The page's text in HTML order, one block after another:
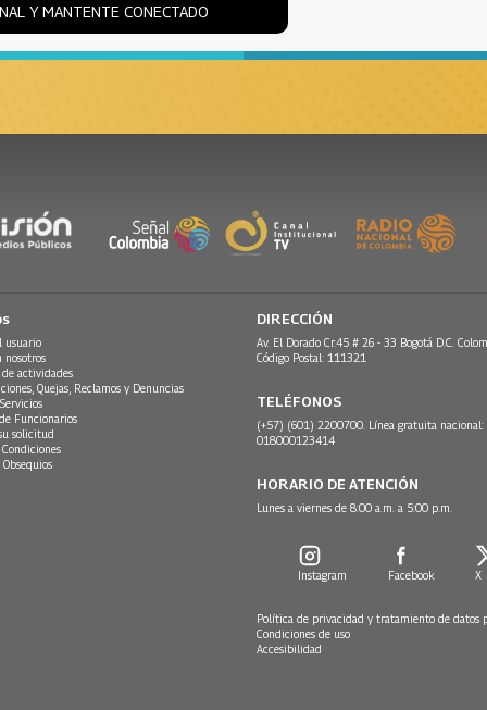
Y MANTENTE CONECTADO
usuario
nosotros
actividades
Quejas, Reclamos y Denuncias
Funcionarios
solicitud
DIRECCIÓN
Av. El Dorado Cr.45 # 26 - 33 Bogotá D.C.
Código Postal: 111321
TELÉFONOS
(+57) (601) 2200700. Línea gratuita nacional:
018000123414
HORARIO DE ATENCIÓN
Lunes a viernes de 8:00 a.m. a 5:00 p.m.
Instagram Facebook X
Política de privacidad y tratamiento de datos
Condiciones de uso
Accesibilidad